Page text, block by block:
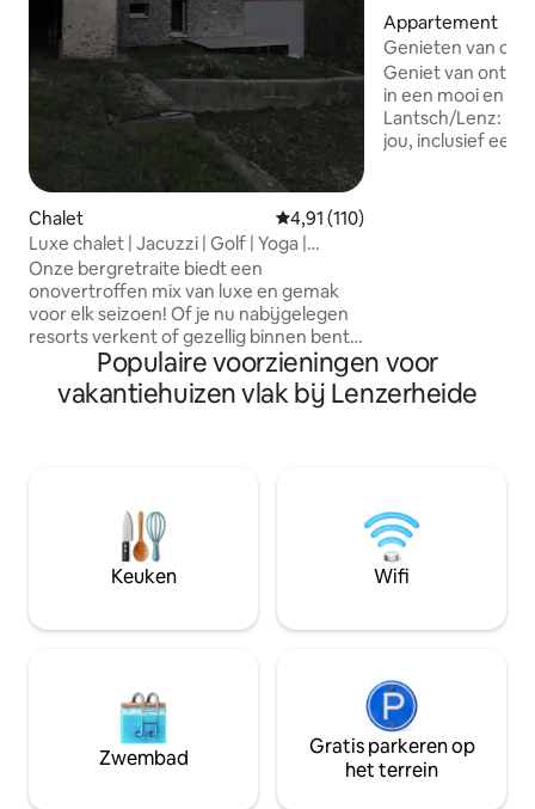
Chalet Gemiddelde beoordeling van
4,91 (110)
Luxe chalet | Jacuzzi | Golf | Yoga |
Prachtig uitzicht
Onze bergretraite biedt een
onovertroffen mix van luxe en gemak
voor elk seizoen! Of je nu nabijgelegen
resorts verkent of gezellig binnen bent
bij slecht weer, je zult het geweldig
vinden. Wij bieden: ✶Rustige locatie in
de buurt van resorts van wereldklasse
✶ volledig uitgeruste keuken ✶
Naadloos digitaal inchecken ✶ Gratis
opladen van elektrische auto's met
zonne-energie We kunnen niet wachten
Appartement
Genieten van de
Geniet van
in een mooi en
Lantsch/Lenz: De
jou, inclusief een
foto van terras)
personen kan
Populaire voorzieningen voor
vakantiehuizen vlak bij Lenzerheide
Keuken Wifi
Zwembad
Gratis parkeren op
het terrein